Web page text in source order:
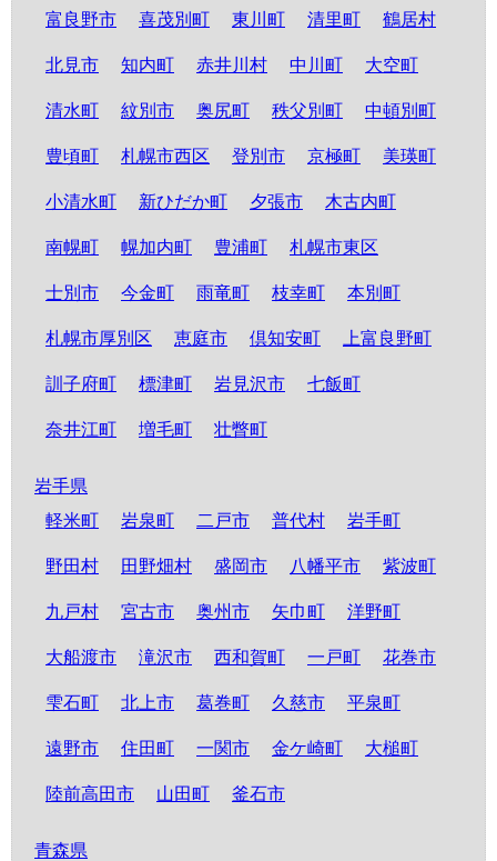
富良野市 喜茂別町 東川町 清里町 鶴居村
北見市 知内町 赤井川村 中川町 大空町
清水町 紋別市 奥尻町 秩父別町 中頓別町
豊頃町 札幌市西区 登別市 京極町 美瑛町
小清水町 新ひだか町 夕張市 木古内町
南幌町 幌加内町 豊浦町 札幌市東区
士別市 今金町 雨竜町 枝幸町 本別町
札幌市厚別区 恵庭市 倶知安町 上富良野町
訓子府町 標津町 岩見沢市 七飯町
奈井江町 増毛町 壮瞥町
岩手県
軽米町
岩泉町 二戸市 普代村 岩手町
野田村 田野畑村 盛岡市 八幡平市 紫波町
九戸村 宮古市 奥州市 矢巾町 洋野町
大船渡市 滝沢市 西和賀町 一戸町 花巻市
雫石町 北上市 葛巻町 久慈市 平泉町
遠野市 住田町 一関市 金ケ崎町 大槌町
陸前高田市 山田町 釜石市
青森県